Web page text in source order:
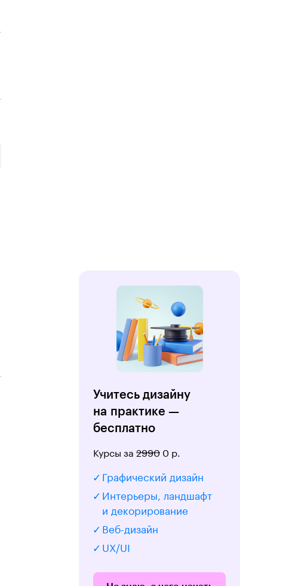
Учитесь дизайну
на практике —
бесплатно
Курсы за 2990 0 р.
Графический дизайн
Интерьеры, ландшафт
и декорирование
Веб-дизайн
UX/UI